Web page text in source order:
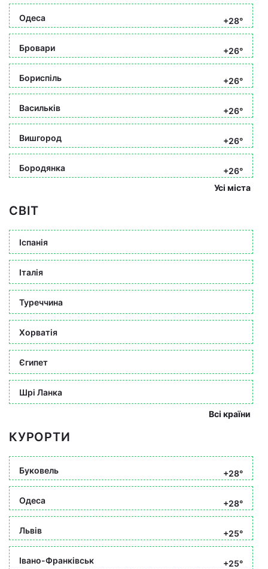
Одеса +28°
Бровари +26°
Бориспіль +26°
Васильків +26°
Вишгород +26°
Бородянка
+26°
Усі міста
СВІТ
Іспанія
Італія
Туреччина
Хорватія
Єгипет
Шрі Ланка
Всі країни
КУРОРТИ
Буковель +28°
Одеса +28°
Львів +25°
Івано-Франківськ +25°